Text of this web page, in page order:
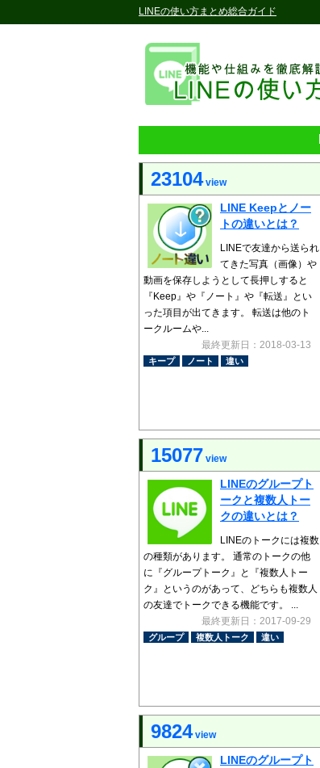
LINEの使い方まとめ総合ガイド
23104view
LINE Keepとノー
トの違いとは？
LINEで友達から送られ
てきた写真（画像）や
動画を保存しようとして長押しすると
『Keep』や『ノート』や『転送』とい
った項目が出てきます。 転送は他のト
ークルームや...
最終更新日：2018-03-13
キープ ノート 違い
15077 view
LINEのグループト
ークと複数人トー
クの違いとは？
LINEのトークには複数
の種類があります。 通常のトークの他
に『グループトーク』と『複数人トー
ク』というのがあって、どちらも複数人
の友達でトークできる機能です。 ...
最終更新日：2017-09-29
グループ 複数人トーク 違い
9824view
LINEのグループト